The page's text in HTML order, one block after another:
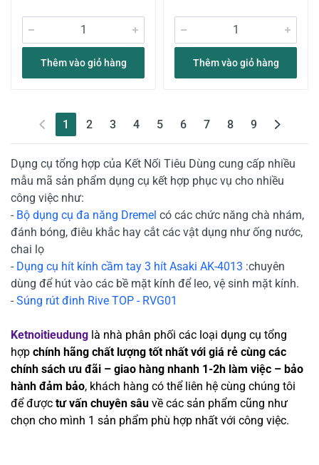
Thêm vào giỏ hàng Thêm vào giỏ hàng
1 (current)
2 3 4 5 6 7 8 9
Dụng cụ tổng hợp của Kết Nối Tiêu Dùng cung cấp nhiều
mẫu mã sản phẩm dụng cụ kết hợp phục vụ cho nhiều
công việc như:
- Bộ dụng cụ đa năng Dremel có các chức năng chà nhám,
đánh bóng, điêu khắc hay cắt các vật dụng như ống nước,
chai lọ
- Dụng cụ hít kính cầm tay 3 hít Asaki AK-4013 :chuyên
dùng để hút vào các bề mặt kính để leo, vệ sinh mặt kính.
- Súng rút đinh Rive TOP - RVG01
Ketnoitieudung là nhà phân phối các loại dụng cụ tổng
hợp chính hãng chất lượng tốt nhất với giá rẻ cùng các
chính sách ưu đãi – giao hàng nhanh 1-2h làm việc – bảo
hành đảm bảo, khách hàng có thể liên hệ cùng chúng tôi
để được tư vấn chuyên sâu về các sản phẩm cũng như
chọn cho mình 1 sản phẩm phù hợp nhất với công việc.